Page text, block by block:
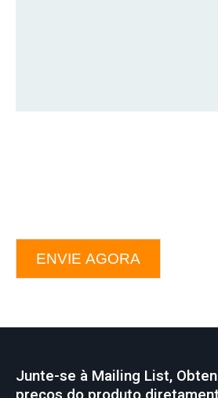
ENVIE AGORA
Junte-se à Mailing List,